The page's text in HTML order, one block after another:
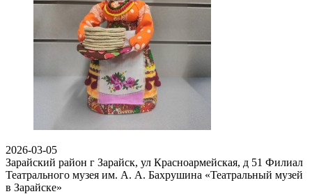
2026-03-05
Зарайский район г Зарайск, ул Красноармейская, д 51 Филиал
Театрального музея им. А. А. Бахрушина «Театральный музей
в Зарайске»